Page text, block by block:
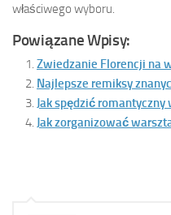
właściwego wyboru.
Powiązane Wpisy:
Zwiedzanie Florencji na
Najlepsze remiksy
Jak spędzić romantyczny
Jak zorganizować